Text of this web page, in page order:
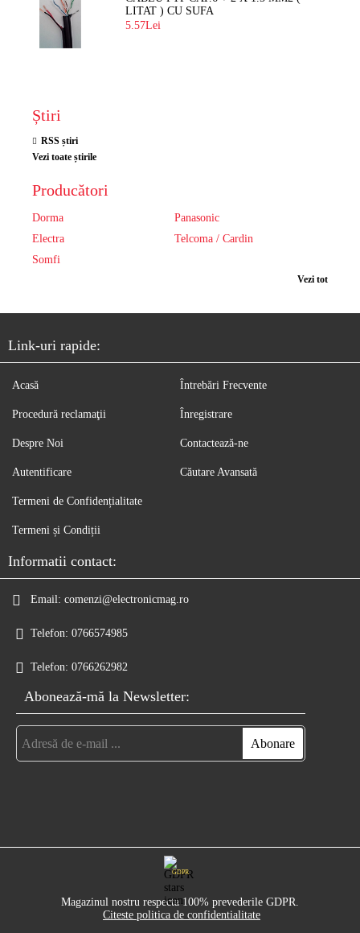
LITAT ) CU SUFA
5.57Lei
Știri
RSS știri
Vezi toate știrile
Producători
Dorma
Panasonic
Electra
Telcoma / Cardin
Somfi
Vezi tot
Link-uri rapide:
Acasă
Procedură reclamaţii
Despre Noi
Autentificare
Întrebări Frecvente
Înregistrare
Contactează-ne
Căutare Avansată
Termeni de Confidențialitate
Termeni și Condiții
Informatii contact:
Email: comenzi@electronicmag.ro
Telefon: 0766574985
Telefon: 0766262982
Abonează-mă la Newsletter:
GDPR
Magazinul nostru respecta 100% prevederile GDPR.
Citeste politica de confidentialitate